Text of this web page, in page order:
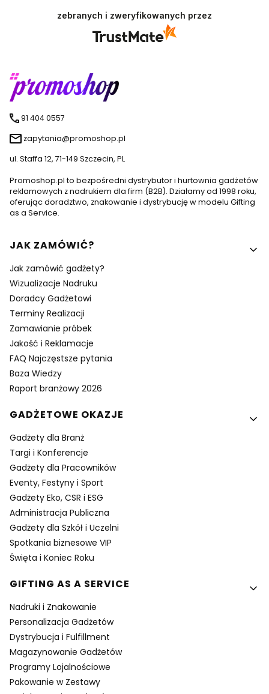
zebranych i zweryfikowanych przez
91 404 0557
zapytania@promoshop.pl
ul. Staffa 12, 71-149 Szczecin, PL
Promoshop.pl to bezpośredni dystrybutor i hurtownia gadżetów
reklamowych z nadrukiem dla firm (B2B). Działamy od 1998 roku,
oferując doradztwo, znakowanie i dystrybucję w modelu Gifting
as a Service.
Linki w stopce
JAK ZAMÓWIĆ?
Jak zamówić gadżety?
Wizualizacje Nadruku
Doradcy Gadżetowi
Terminy Realizacji
Zamawianie próbek
Jakość i Reklamacje
FAQ Najczęstsze pytania
Baza Wiedzy
Raport branżowy 2026
GADŻETOWE OKAZJE
Gadżety dla Branż
Targi i Konferencje
Gadżety dla Pracowników
Eventy, Festyny i Sport
Gadżety Eko, CSR i ESG
Administracja Publiczna
Gadżety dla Szkół i Uczelni
Spotkania biznesowe VIP
Święta i Koniec Roku
GIFTING AS A SERVICE
Nadruki i Znakowanie
Personalizacja Gadżetów
Dystrybucja i Fulfillment
Magazynowanie Gadżetów
Programy Lojalnościowe
Pakowanie w Zestawy